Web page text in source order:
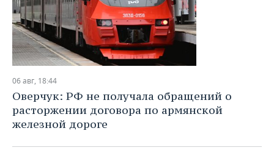
06 авг, 18:44
Оверчук: РФ не получала обращений о
расторжении договора по армянской
железной дороге